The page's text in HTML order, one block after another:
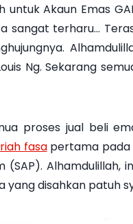
Akaun Emas
sangat terharu…
Ng. Sekarang
proses jual beli
fasapertama pada
(SAP).
yang disahkan patuh